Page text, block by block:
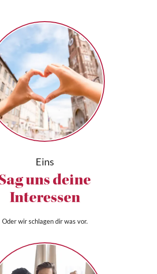
Eins
uns deine
Interessen
Oder wir schlagen dir was vor.